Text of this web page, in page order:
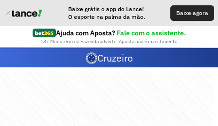
Baixe grátis o app do Lance!
O esporte na palma da mão.
Baixe agora
Ajuda com Aposta? Fale com o assistente.
18+ Ministério da Fazenda adverte: Aposta não é investimento
Cruzeiro